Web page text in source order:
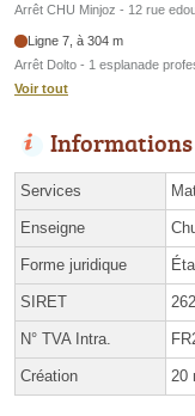
Arrêt CHU Minjoz - 12 rue
Ligne 7, à 304 m
Arrêt Dolto - 1 esplanade
Voir tout
Informations
Services
Enseigne
Forme juridique
SIRET
N° TVA Intra.
Création 20